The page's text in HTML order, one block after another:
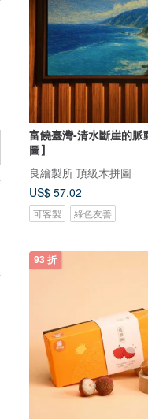
富饒臺灣-清水斷崖的脈
圖】
良繪製所 頂級木拼圖
US$ 57.02
可客製 綠色友善
93 折